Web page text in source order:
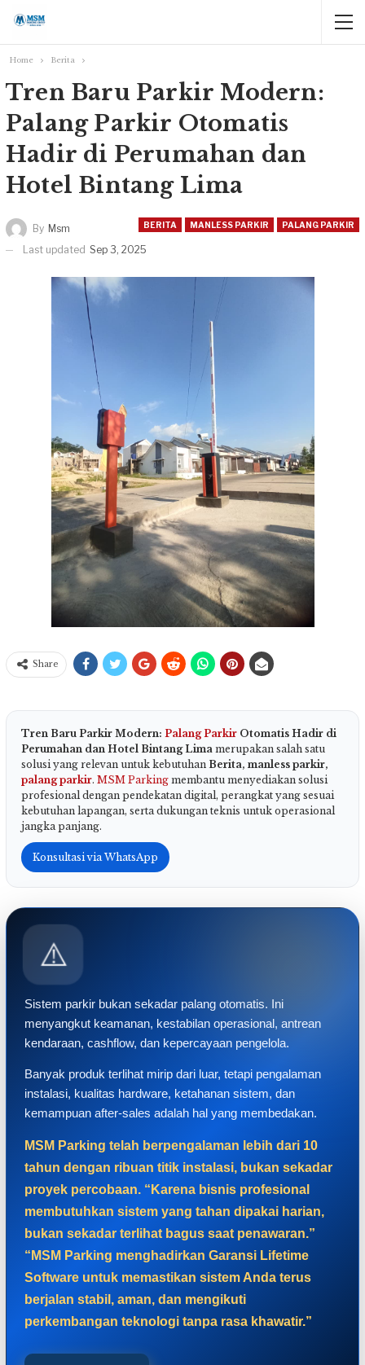
Home Berita
Tren Baru Parkir Modern:
Palang Parkir Otomatis
Hadir di Perumahan dan
Hotel Bintang Lima
BERITA MANLESS PARKIR PALANG PARKIR
By Msm
Last updated Sep 3, 2025
Share
Tren Baru Parkir Modern: Palang Parkir Otomatis Hadir di
Perumahan dan Hotel Bintang Lima merupakan salah satu
solusi yang relevan untuk kebutuhan Berita, manless parkir,
palang parkir. MSM Parking membantu menyediakan solusi
profesional dengan pendekatan digital, perangkat yang sesuai
kebutuhan lapangan, serta dukungan teknis untuk operasional
jangka panjang.
Konsultasi via WhatsApp
⚠️
Sistem parkir bukan sekadar palang otomatis. Ini
menyangkut keamanan, kestabilan operasional, antrean
kendaraan, cashflow, dan kepercayaan pengelola.
Banyak produk terlihat mirip dari luar, tetapi pengalaman
instalasi, kualitas hardware, ketahanan sistem, dan
kemampuan after-sales adalah hal yang membedakan.
MSM Parking telah berpengalaman lebih dari 10
tahun dengan ribuan titik instalasi, bukan sekadar
proyek percobaan. “Karena bisnis profesional
membutuhkan sistem yang tahan dipakai harian,
bukan sekadar terlihat bagus saat penawaran.”
“MSM Parking menghadirkan Garansi Lifetime
Software untuk memastikan sistem Anda terus
berjalan stabil, aman, dan mengikuti
perkembangan teknologi tanpa rasa khawatir.”